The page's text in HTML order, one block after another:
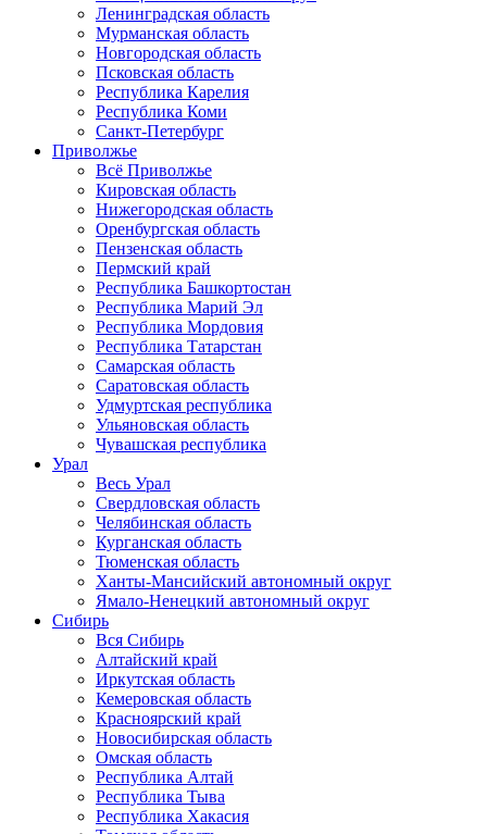
Ленинградская область
Мурманская область
Новгородская область
Псковская область
Республика Карелия
Республика Коми
Санкт-Петербург
Приволжье
Всё Приволжье
Кировская область
Нижегородская область
Оренбургская область
Пензенская область
Пермский край
Республика Башкортостан
Республика Марий Эл
Республика Мордовия
Республика Татарстан
Самарская область
Саратовская область
Удмуртская республика
Ульяновская область
Чувашская республика
Урал
Весь Урал
Свердловская область
Челябинская область
Курганская область
Тюменская область
Ханты-Мансийский автономный округ
Ямало-Ненецкий автономный округ
Сибирь
Вся Сибирь
Алтайский край
Иркутская область
Кемеровская область
Красноярский край
Новосибирская область
Омская область
Республика Алтай
Республика Тыва
Республика Хакасия